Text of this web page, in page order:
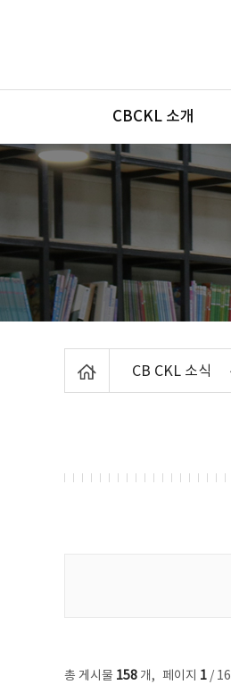
메뉴
CBCKL 소개
CB CKL 소식
총 게시물 158 개, 페이지 1 / 16